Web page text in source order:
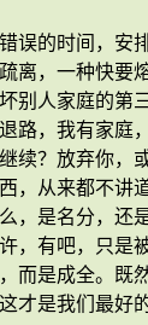
误的时间，安
离，一种快要
别人家庭的第
路，我有家庭
续？放弃你，
，从来都不讲
，是名分，还
，有吧，只是
而是成全。既
才是我们最好的